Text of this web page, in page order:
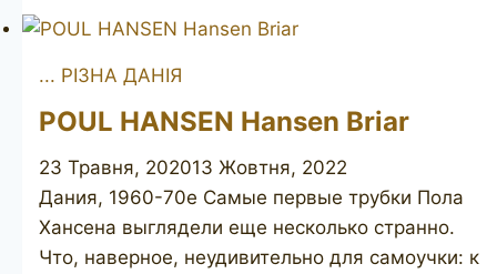
De
01
... РІЗНА ДАНІЯ
POUL HANSEN Hansen Briar
23 Травня, 202013 Жовтня, 2022
Дания, 1960-70е Самые первые трубки Пола
Хансена выглядели еще несколько странно.
Что, наверное, неудивительно для самоучки: к